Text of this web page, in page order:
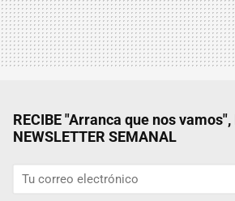
RECIBE "Arranca que nos vamos",
NEWSLETTER SEMANAL